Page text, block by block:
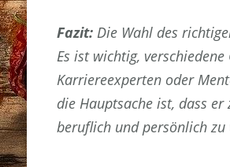
Fazit:Die Wahl des
Es ist wichtig,
Karriereexperten oder
die Hauptsache ist, dass
beruflich und persönlich zu